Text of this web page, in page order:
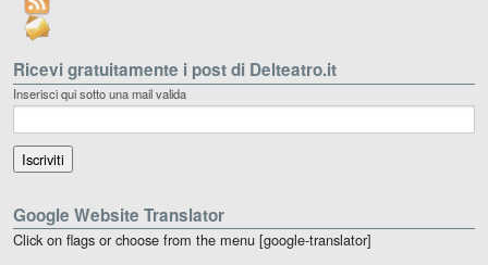
Ricevi gratuitamente i post di Delteatro.it
Inserisci qui sotto una mail valida
Google Website Translator
Click on flags or choose from the menu [google-translator]